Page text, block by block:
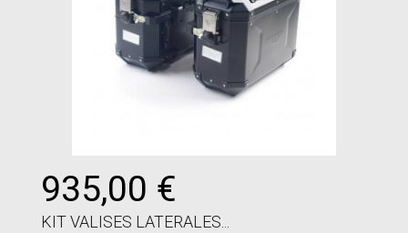
935,00 €
KIT VALISES LATERALES...